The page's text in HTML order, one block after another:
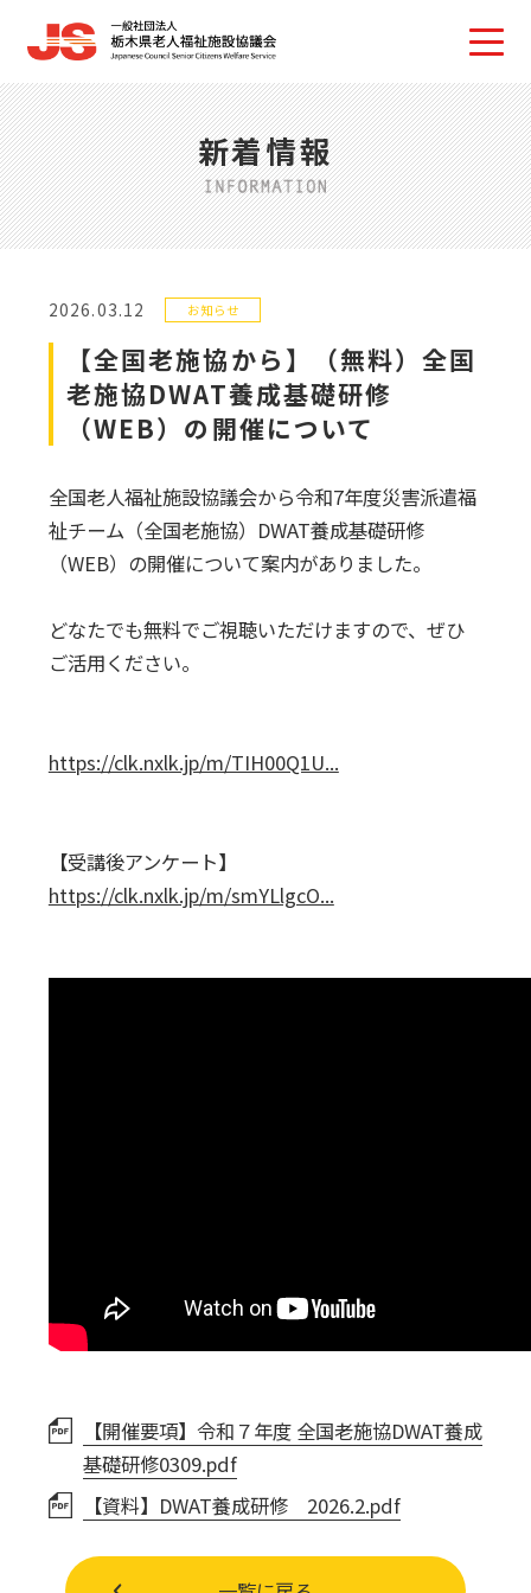
新着情報
2026.03.12 お知らせ
【全国老施協から】（無料）全国
老施協DWAT養成基礎研修
（WEB）の開催について
全国老人福祉施設協議会から令和7年度災害派遣福
祉チーム（全国老施協）DWAT養成基礎研修
（WEB）の開催について案内がありました。
どなたでも無料でご視聴いただけますので、ぜひ
ご活用ください。
https://clk.nxlk.jp/m/TIH00Q1U...
【受講後アンケート】
https://clk.nxlk.jp/m/smYLlgcO...
【開催要項】令和７年度 全国老施協DWAT養成
基礎研修0309.pdf
【資料】DWAT養成研修 2026.2.pdf